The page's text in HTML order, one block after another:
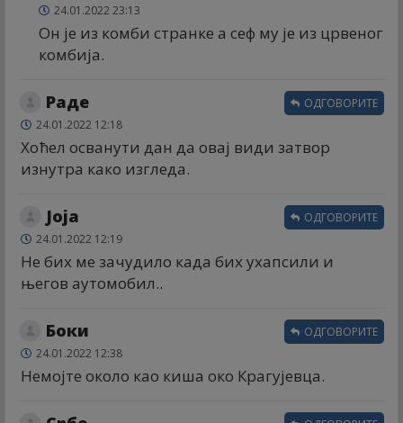
24.01.2022 23:13
Он је из комби странке а сеф му је из црвеног
комбија.
Раде
24.01.2022 12:18
Хоћел осванути дан да овај види затвор
изнутра како изгледа.
ОДГОВОРИТЕ
Јоја
24.01.2022 12:19
Не бих ме зачудило када бих ухапсили и
његов аутомобил..
ОДГОВОРИТЕ
Боки
24.01.2022 12:38
Немојте около као киша око Крагујевца.
ОДГОВОРИТЕ